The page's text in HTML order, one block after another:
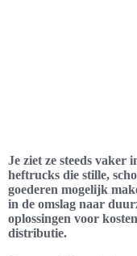
Je ziet ze steeds vaker
heftrucks die stille,
goederen mogelijk
in de omslag naar
oplossingen voor
distributie.